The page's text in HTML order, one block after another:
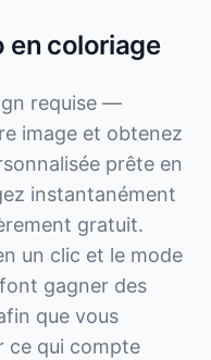
en coloriage
requise —
image et obtenez
prête en
instantanément
gratuit.
un clic et le mode
gagner des
que vous
ce qui compte